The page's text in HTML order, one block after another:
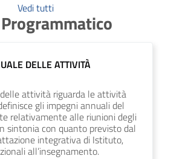
Vedi tutti
DELLE ATTIVITÀ
attività riguarda le attività
gli impegni annuali del
relativamente alle riunioni degli
sintonia con quanto previsto dal
integrativa di Istituto,
all’insegnamento.